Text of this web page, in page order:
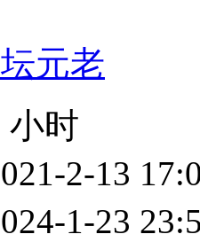
元老
小时
2-13
1-23